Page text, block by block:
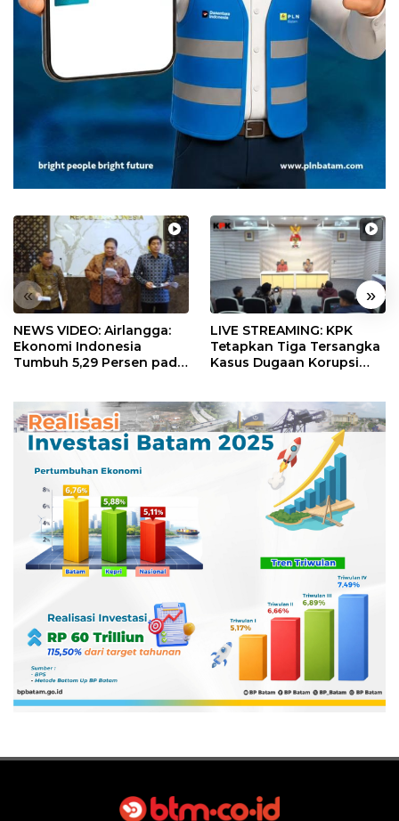
« »
NEWS VIDEO: Airlangga:
Ekonomi Indonesia
Tumbuh 5,29 Persen pada
LIVE STREAMING: KPK
Tetapkan Tiga Tersangka
Kasus Dugaan Korupsi